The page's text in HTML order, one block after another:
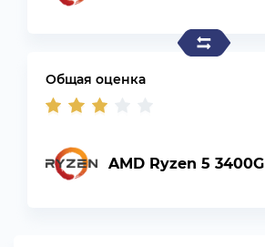
Общая оценка
AMD Ryzen 5 3400G